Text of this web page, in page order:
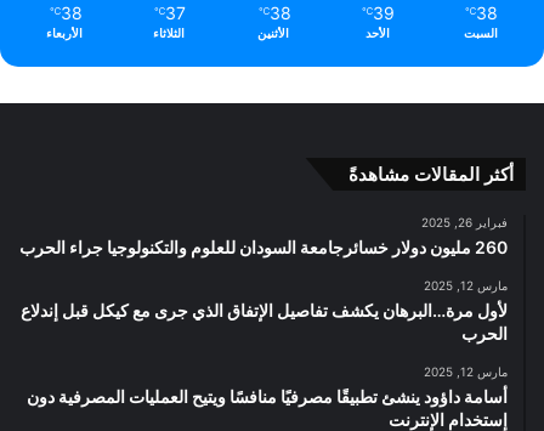
38
℃
السبت
39
℃
الأحد
38
℃
الأثنين
37
℃
الثلاثاء
38
℃
الأربعاء
أكثر المقالات مشاهدةً
فبراير 26, 2025
260 مليون دولار خسائرجامعة السودان للعلوم والتكنولوجيا جراء الحرب
مارس 12, 2025
لأول مرة…البرهان يكشف تفاصيل الإتفاق الذي جرى مع كيكل قبل إندلاع
الحرب
مارس 12, 2025
أسامة داؤود ينشئ تطبيقًا مصرفيًا منافسًا ويتيح العمليات المصرفية دون
إستخدام الإنترنت